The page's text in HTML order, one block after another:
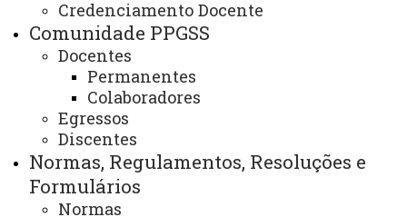
Credenciamento Docente
Comunidade PPGSS
Docentes
Permanentes
Colaboradores
Egressos
Discentes
Normas, Regulamentos, Resoluções e
Formulários
Normas
ESPECIAIS 2º SEM. 2019
ATUALIZAÇÃO MAIS RECENTE: 01 DE AGOSTO DE
ACESSOS: 506